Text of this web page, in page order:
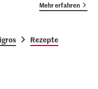
Mehr erfahren
Rezepte